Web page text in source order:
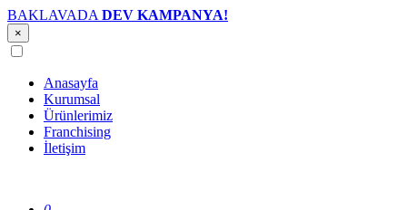
BAKLAVADA DEV KAMPANYA!
×
Anasayfa
Kurumsal
Ürünlerimiz
Franchising
İletişim